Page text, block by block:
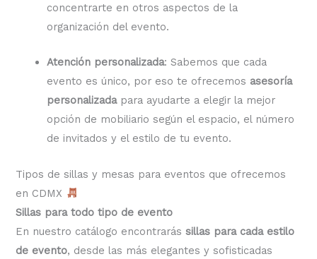
concentrarte en otros aspectos de la
organización del evento.
Atención personalizada: Sabemos que cada
evento es único, por eso te ofrecemos asesoría
personalizadapara ayudarte a elegir la mejor
opción de mobiliario según el espacio, el número
de invitados y el estilo de tu evento.
Tipos de sillas y mesas para eventos que ofrecemos
en CDMX
Sillas para todo tipo de evento
En nuestro catálogo encontrarássillas para cada estilo
de evento, desde las más elegantes y sofisticadas